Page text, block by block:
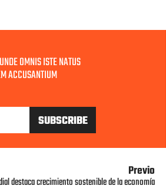
OMNIS ISTE NATUS
ACCUSANTIUM
Previo
destaca crecimiento sostenible de la economía